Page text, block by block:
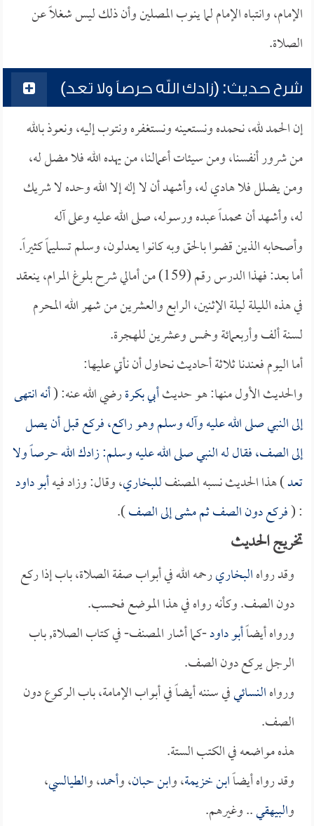
الإمام، وانتباه الإمام لما ينوب المصلين وأن ذلك ليس شغلاً عن
الصلاة.
شرح حديث: (زادك الله حرصاً ولا تعد)
إن الحمد لله، نحمده ونستعينه ونستغفره ونتوب إليه، ونعوذ بالله
من شرور أنفسنا، ومن سيئات أعمالنا، من يهده الله فلا مضل له،
ومن يضلل فلا هادي له، وأشهد أن لا إله إلا الله وحده لا شريك
له، وأشهد أن محمداً عبده ورسوله، صلى الله عليه وعلى آله
وأصحابه الذين قضوا بالحق وبه كانوا يعدلون، وسلم تسليماً كثيراً.
أما بعد: فهذا الدرس رقم (159) من أمالي شرح بلوغ المرام، ينعقد
في هذه الليلة ليلة الإثنين، الرابع والعشرين من شهر الله المحرم
لسنة ألف وأربعمائة وخمس وعشرين للهجرة.
أما اليوم فعندنا ثلاثة أحاديث نحاول أن نأتي عليها:
والحديث الأول منها: هو حديثأبي بكرةرضي الله عنه: (أنه انتهى
إلى النبي صلى الله عليه وآله وسلم وهو راكع، فركع قبل أن يصل
إلى الصف، فقال له النبي صلى الله عليه وسلم: زادك الله حرصاً ولا
تعد) هذا الحديث نسبه المصنفللبخاري، وقال: وزاد فيهأبو داود
: (فركع دون الصف ثم مشى إلى الصف). ‏
تخريج الحديث
وقد رواهالبخاريرحمه الله في أبواب صفة الصلاة، باب إذا ركع
دون الصف. وكأنه رواه في هذا الموضع فحسب.
ورواه أيضاًأبو داود-كما أشار المصنف- في كتاب الصلاة, باب
الرجل يركع دون الصف.
ورواهالنسائيفي سننه أيضاً في أبواب الإمامة، باب الركوع دون
الصف.
هذه مواضعه في الكتب الستة.
وقد رواه أيضاًابن خزيمة، وابن حبان، وأحمد، والطيالسي،
والبيهقي.. وغيرهم.